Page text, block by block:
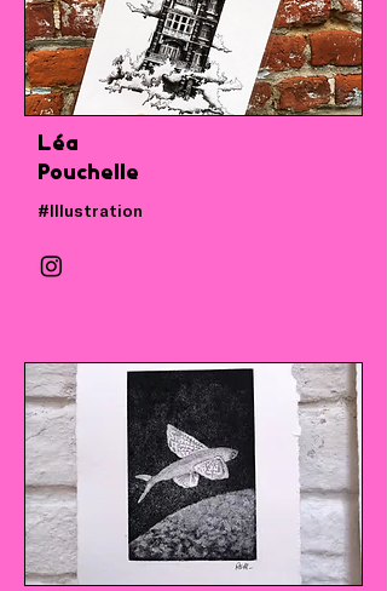
Léa
Pouchelle
#Illustration